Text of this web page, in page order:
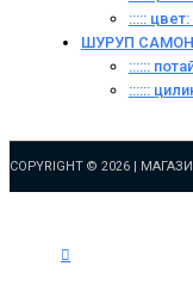
:::::
ШУРУП
::::::
::::::
COPYRIGHT © 2026 |